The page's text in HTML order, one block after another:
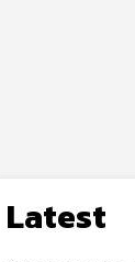
Latest